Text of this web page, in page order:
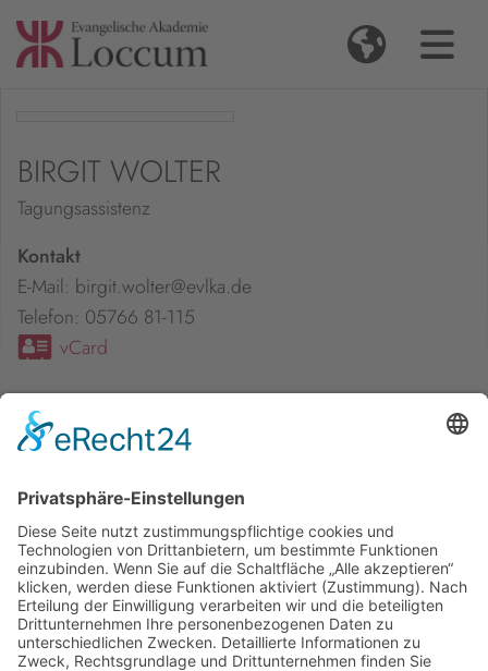
BIRGIT WOLTER
Tagungsassistenz
Kontakt
E-Mail: birgit.wolter@evlka.de
Telefon: 05766 81-115
vCard
Newsletter
Presse
Anfahrt
Partner